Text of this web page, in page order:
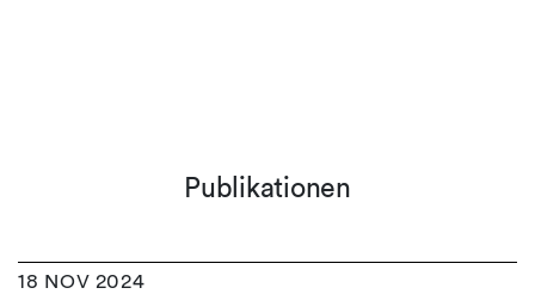
Publikationen
18 NOV 2024